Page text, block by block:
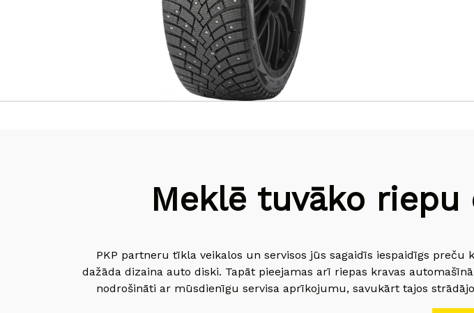
Meklē tuvāko
PKP partneru tīkla veikalos un servisos jūs sagaidīs iespaidīgs
dažāda dizaina auto diski. Tapāt pieejamas arī riepas kravas
nodrošināti ar mūsdienīgu servisa aprīkojumu, savukārt tajos